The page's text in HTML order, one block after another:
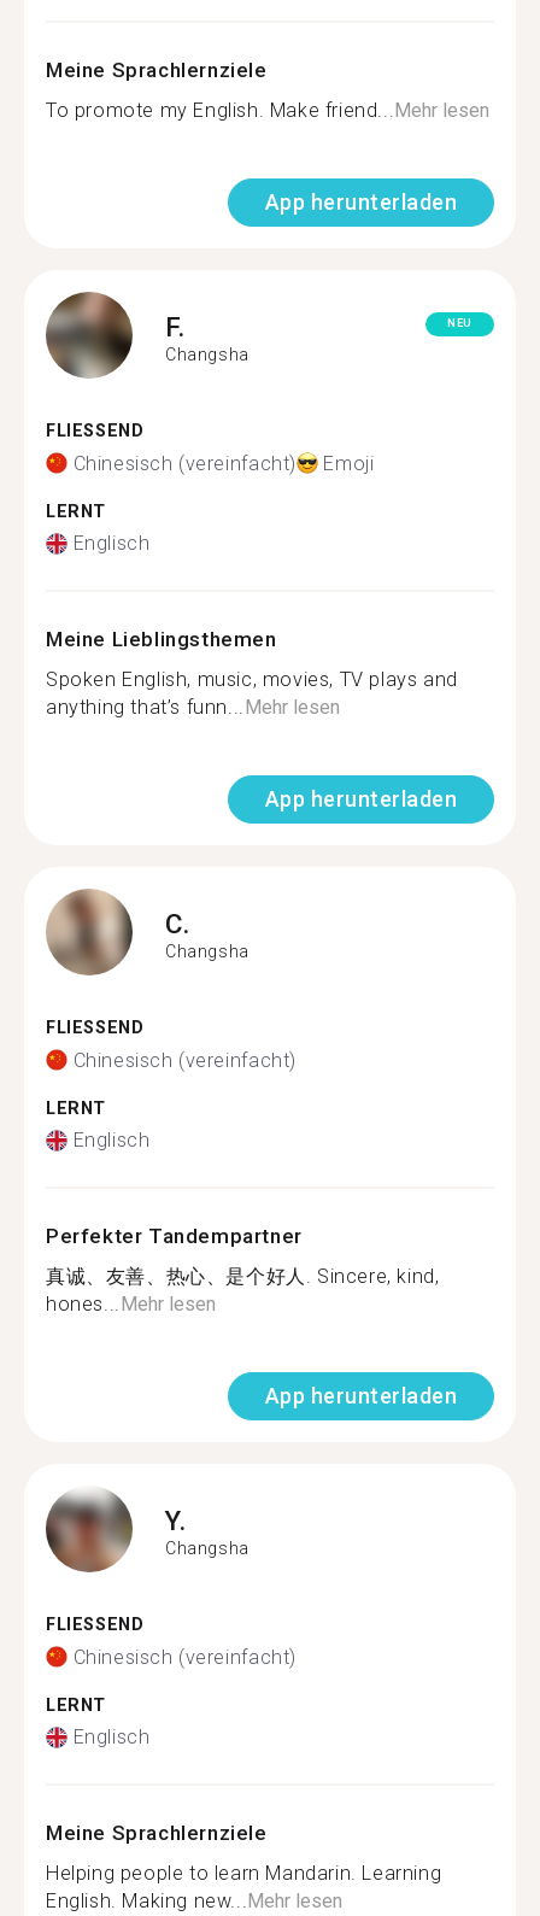
Meine Sprachlernziele
To promote my English. Make friend...Mehr lesen
App herunterladen
F.
Changsha
NEU
FLIESSEND
Chinesisch (vereinfacht) Emoji
LERNT
Englisch
Meine Lieblingsthemen
Spoken English, music, movies, TV plays and
anything that’s funn...Mehr lesen
App herunterladen
C.
Changsha
FLIESSEND
Chinesisch (vereinfacht)
LERNT
Englisch
Perfekter Tandempartner
真诚、友善、热心、是个好人. Sincere, kind,
hones...Mehr lesen
App herunterladen
Y.
Changsha
FLIESSEND
Chinesisch (vereinfacht)
LERNT
Englisch
Meine Sprachlernziele
Helping people to learn Mandarin. Learning
English. Making new...Mehr lesen